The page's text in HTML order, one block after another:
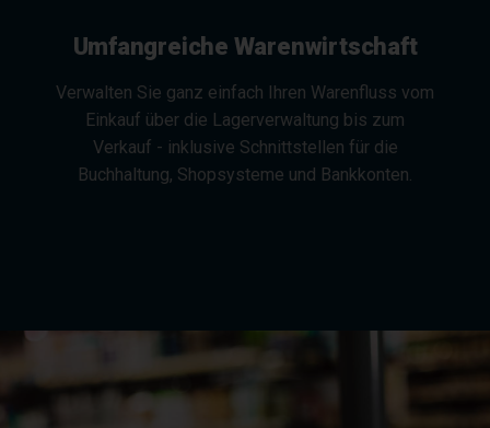
Umfangreiche Warenwirtschaft
Verwalten Sie ganz einfach Ihren Warenfluss vom
Einkauf über die Lagerverwaltung bis zum
Verkauf - inklusive Schnittstellen für die
Buchhaltung, Shopsysteme und Bankkonten.